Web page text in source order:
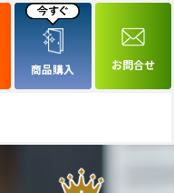
商品購入 お問合せ